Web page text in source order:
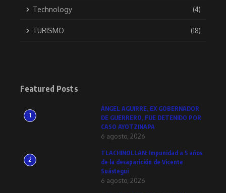
Technology (4)
TURISMO (18)
Featured Posts
1
ÁNGEL AGUIRRE, EX GOBERNADOR
DE GUERRERO, FUE DETENIDO POR
CASO AYOTZINAPA
6 agosto, 2026
2
TLACHINOLLAN: Impunidad a 5 años
de la desaparición de Vicente
Suástegui
6 agosto, 2026